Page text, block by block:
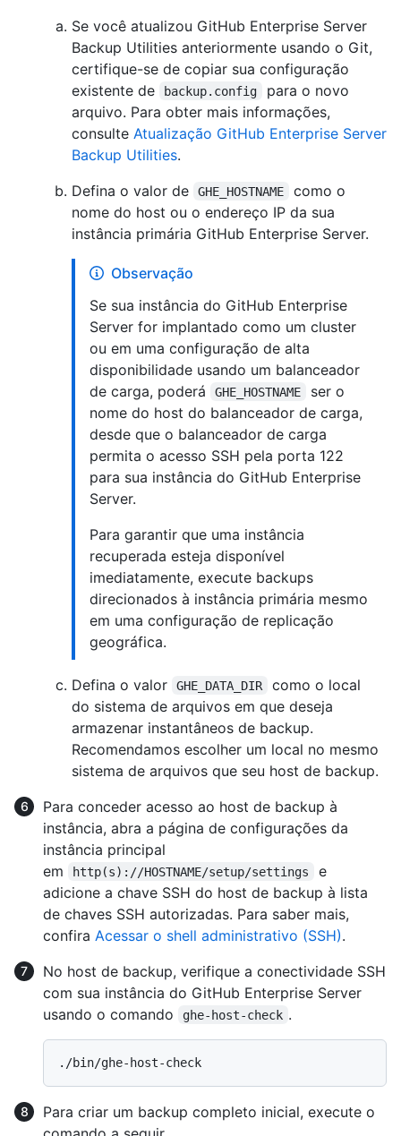
Se você atualizou GitHub Enterprise Server
Backup Utilities anteriormente usando o Git,
certifique-se de copiar sua configuração
existente de
backup.config
para o novo
arquivo. Para obter mais informações,
consulte Atualização GitHub Enterprise Server
Backup Utilities.
Defina o valor de
GHE_HOSTNAME
como o
nome do host ou o endereço IP da sua
instância primária GitHub Enterprise Server.
Observação
Se sua instância do GitHub Enterprise
Server for implantado como um cluster
ou em uma configuração de alta
disponibilidade usando um balanceador
de carga, poderá
GHE_HOSTNAME
ser o
nome do host do balanceador de carga,
desde que o balanceador de carga
permita o acesso SSH pela porta 122
para sua instância do GitHub Enterprise
Server.
Para garantir que uma instância
recuperada esteja disponível
imediatamente, execute backups
direcionados à instância primária mesmo
em uma configuração de replicação
geográfica.
Defina o valor GHE_DATA_DIR
como o local
do sistema de arquivos em que deseja
armazenar instantâneos de backup.
Recomendamos escolher um local no mesmo
sistema de arquivos que seu host de backup.
Para conceder acesso ao host de backup à
instância, abra a página de configurações da
instância principal
em
http(s)://HOSTNAME/setup/settings
e
adicione a chave SSH do host de backup à lista
de chaves SSH autorizadas. Para saber mais,
confira Acessar o shell administrativo (SSH).
No host de backup, verifique a conectividade SSH
com sua instância do GitHub Enterprise Server
usando o comando
ghe-host-check .
Para criar um backup completo inicial, execute o